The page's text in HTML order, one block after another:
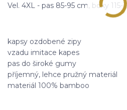
Vel. 4XL - pas 85-95 cm, boky 115-
kapsy ozdobené zipy
vzadu imitace kapes
pas do široké gumy
příjemný, lehce pružný materiál
materiál 100% bamboo